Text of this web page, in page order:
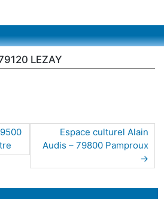
LEZAY
Espace culturel Alain
Audis – 79800 Pamproux